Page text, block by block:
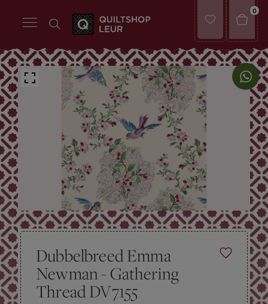
0
Dubbelbreed Emma
Newman - Gathering
Thread DV7155